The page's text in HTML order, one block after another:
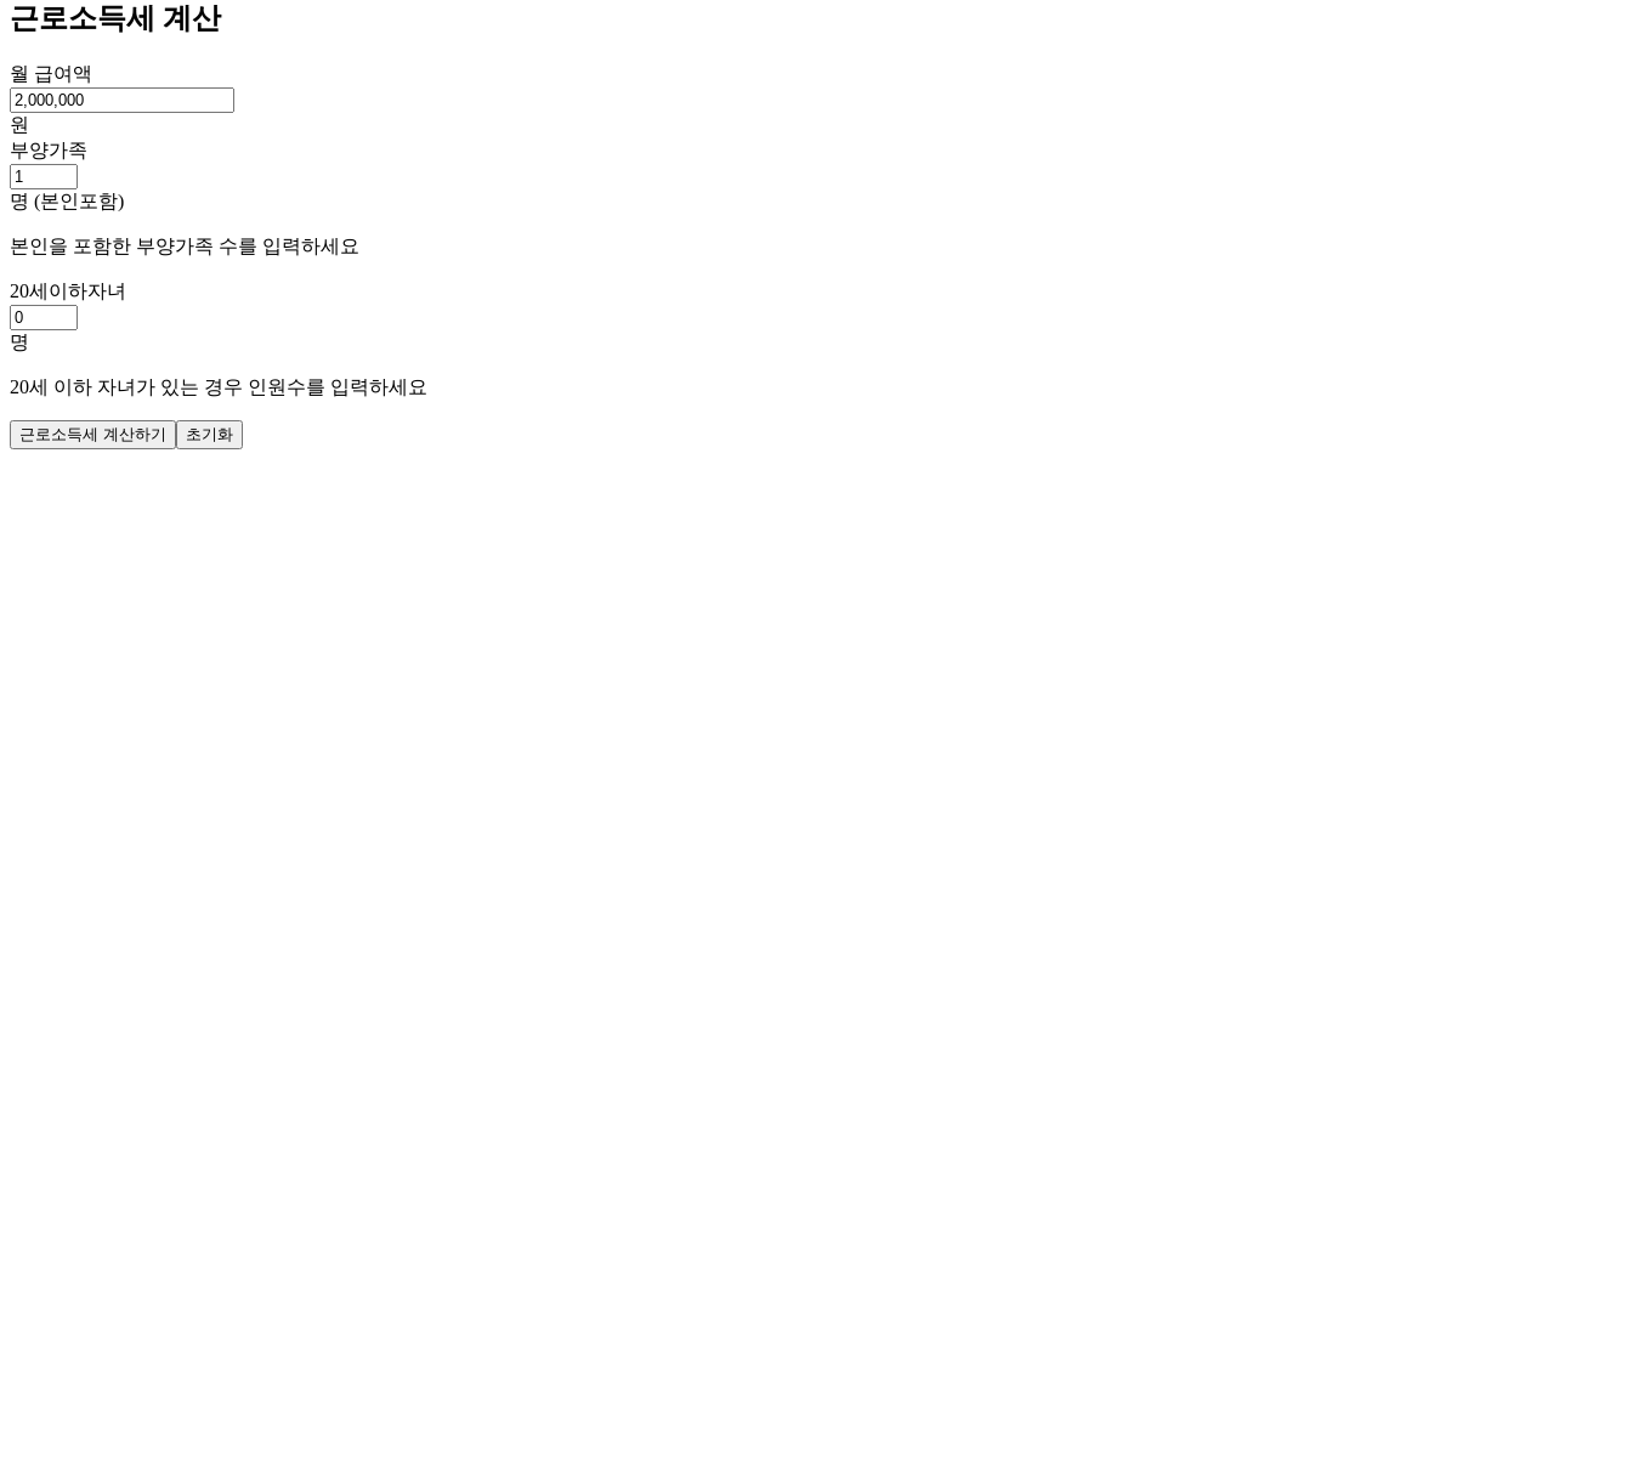
근로소득세 계산
월 급여액
원
부양가족
명 (본인포함)
본인을 포함한 부양가족 수를 입력하세요
20세이하자녀
명
20세 이하 자녀가 있는 경우 인원수를 입력하세요
근로소득세 계산하기 초기화